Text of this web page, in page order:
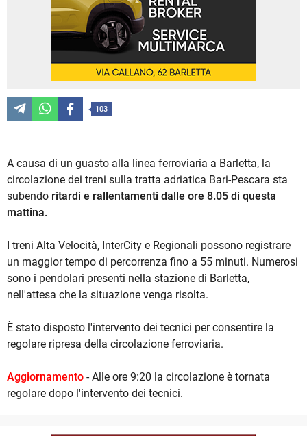
103
A causa di un guasto alla linea ferroviaria a Barletta, la
circolazione dei treni sulla tratta adriatica Bari-Pescara sta
subendo ritardi e rallentamenti dalle ore 8.05 di questa
mattina.
I treni Alta Velocità, InterCity e Regionali possono registrare
un maggior tempo di percorrenza fino a 55 minuti. Numerosi
sono i pendolari presenti nella stazione di Barletta,
nell'attesa che la situazione venga risolta.
È stato disposto l'intervento dei tecnici per consentire la
regolare ripresa della circolazione ferroviaria.
Aggiornamento - Alle ore 9:20 la circolazione è tornata
regolare dopo l'intervento dei tecnici.